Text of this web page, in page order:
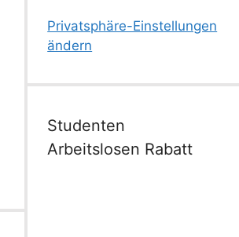
Privatsphäre-Einstellungen
ändern
Studenten
Arbeitslosen Rabatt